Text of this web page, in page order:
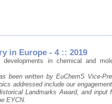
in Europe - 4 :: 2019
developments in chemical and
been written by EuChemS Vice-
addressed include our
Landmarks Award, and input
EYCN.